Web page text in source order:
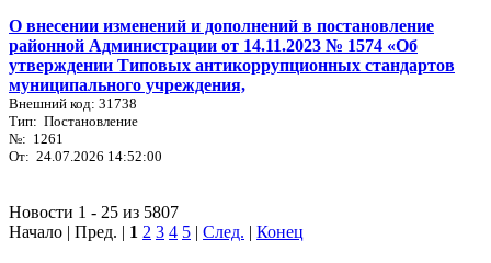
О внесении изменений и дополнений в постановление
районной Администрации от 14.11.2023 № 1574 «Об
утверждении Типовых антикоррупционных стандартов
муниципального учреждения,
Внешний код: 31738
Тип: Постановление
№: 1261
От: 24.07.2026 14:52:00
Новости 1 - 25 из 5807
Начало | Пред. | 1 2 3 4 5 | След. | Конец